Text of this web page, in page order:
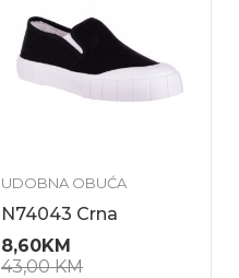
UDOBNA OBUĆA
N74043 Crna
8,60KM
43,00KM